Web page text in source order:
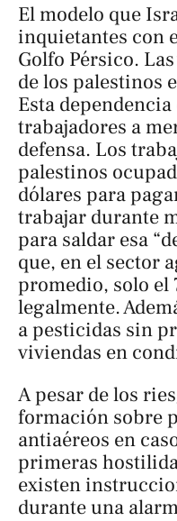
El modelo que
inquietantes con
Golfo Pérsico.
de los palestinos
Esta
trabajadores a
defensa. Los
palestinos
dólares para
trabajar durante
para saldar esa
que, en el sector
promedio, solo el
legalmente.
a pesticidas sin
viviendas en
A pesar de los
formación sobre
antiaéreos en
primeras
existen
durante una